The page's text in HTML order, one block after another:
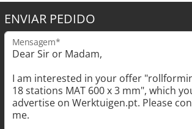
ENVIAR PEDIDO
Mensagem*